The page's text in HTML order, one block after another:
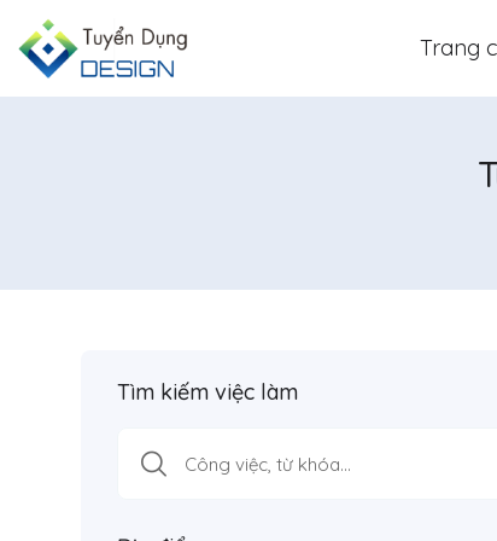
Trang
Tìm kiếm việc làm